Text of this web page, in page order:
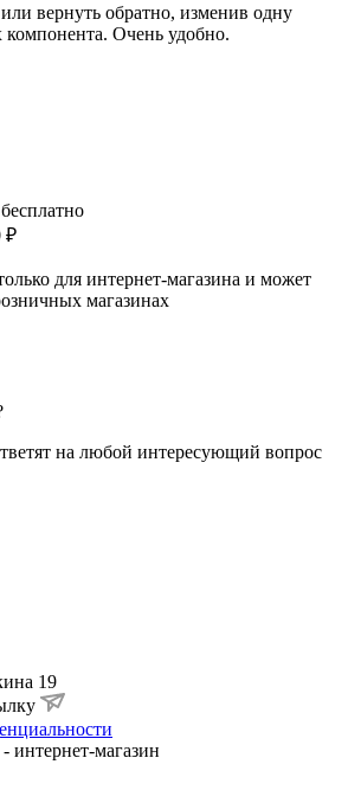
вернуть обратно, изменив одну
компонента. Очень удобно.
₽
для интернет-магазина и может
магазинах
на любой интересующий вопрос
19
интернет-магазин